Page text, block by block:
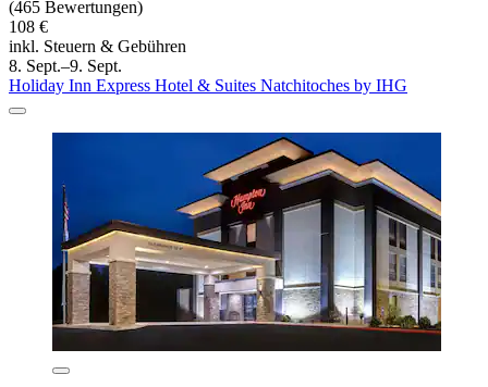
(465 Bewertungen)
108 €
inkl. Steuern & Gebühren
8. Sept.–9. Sept.
Holiday Inn Express Hotel & Suites Natchitoches by IHG